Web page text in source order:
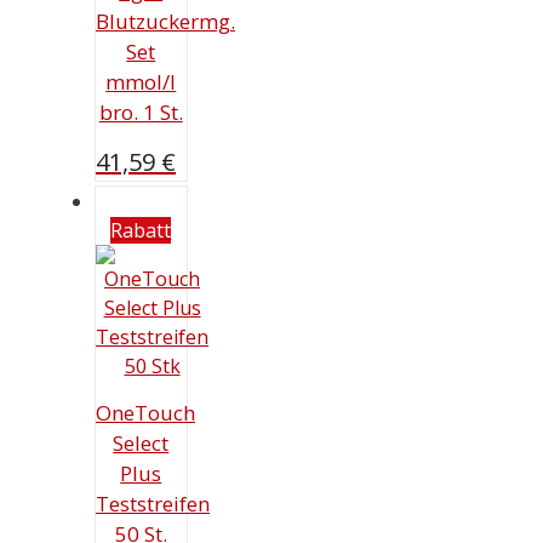
Blutzuckermg.
Set
mmol/l
bro. 1 St.
41,59 €
Rabatt
OneTouch
Select
Plus
Teststreifen
50 St.